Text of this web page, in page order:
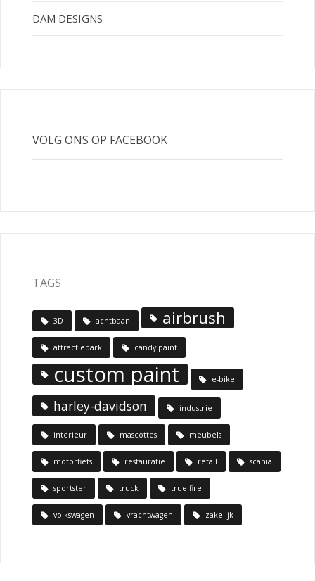
DAM DESIGNS
VOLG ONS OP FACEBOOK
TAGS
3D achtbaan airbrush
attractiepark candy paint
custom paint e-bike
harley-davidson industrie
interieur mascottes meubels
motorfiets restauratie retail scania
sportster truck true fire
volkswagen vrachtwagen zakelijk